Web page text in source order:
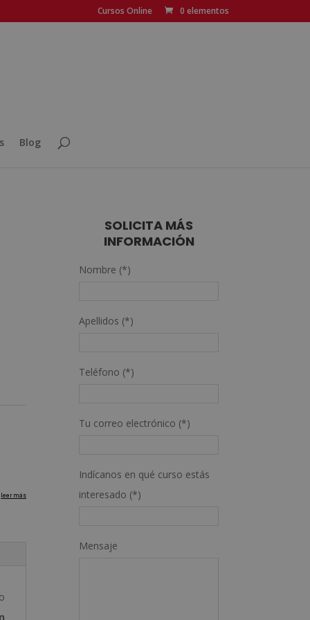
Cursos Online 0 elementos
Blog
SOLICITA MÁS
INFORMACIÓN
Nombre (*)
Apellidos (*)
Teléfono (*)
Tu correo electrónico (*)
Indícanos en qué curso estás
interesado (*)
Mensaje